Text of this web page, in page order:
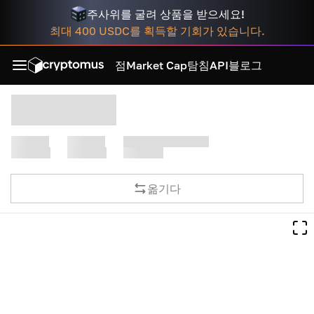
주사위를 굴려 상품을 받으세요!
최대 400 USDC를 획득할 기회가 있습니다.
점Market Cap탐침API블로그
옮기다